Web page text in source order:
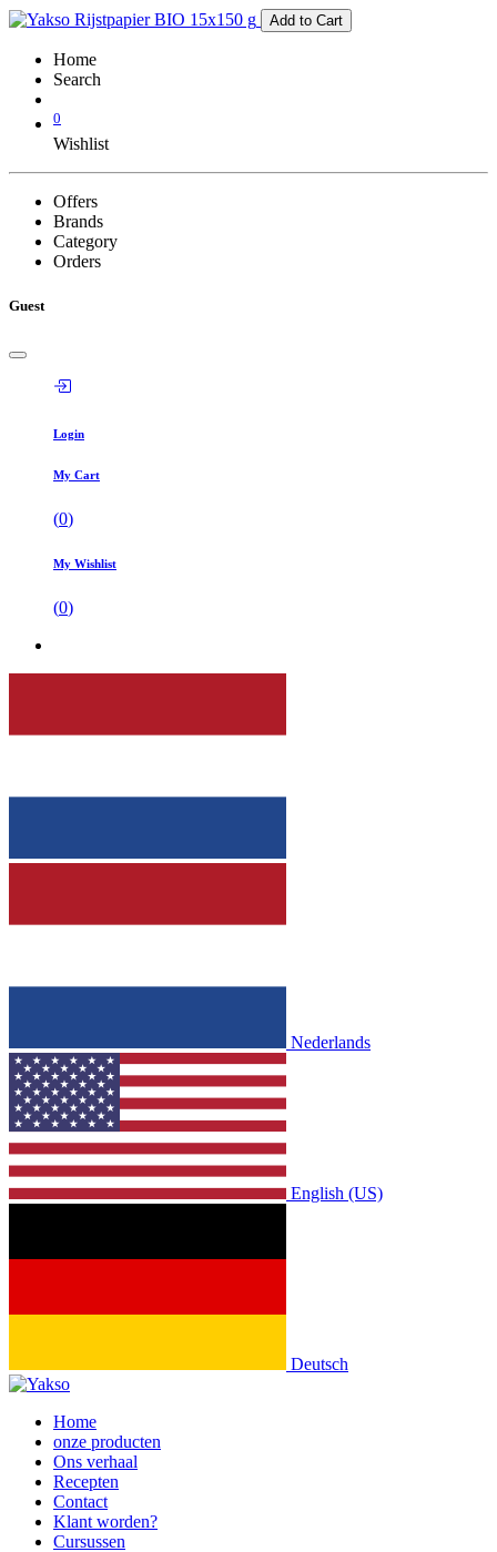
Add to Cart
Home
Search
0
Wishlist
Offers
Brands
Category
Orders
Guest
Login
My Cart
(0)
My Wishlist
(0)
Nederlands
English (US)
Deutsch
Home
onze producten
Ons verhaal
Recepten
Contact
Klant worden?
Cursussen